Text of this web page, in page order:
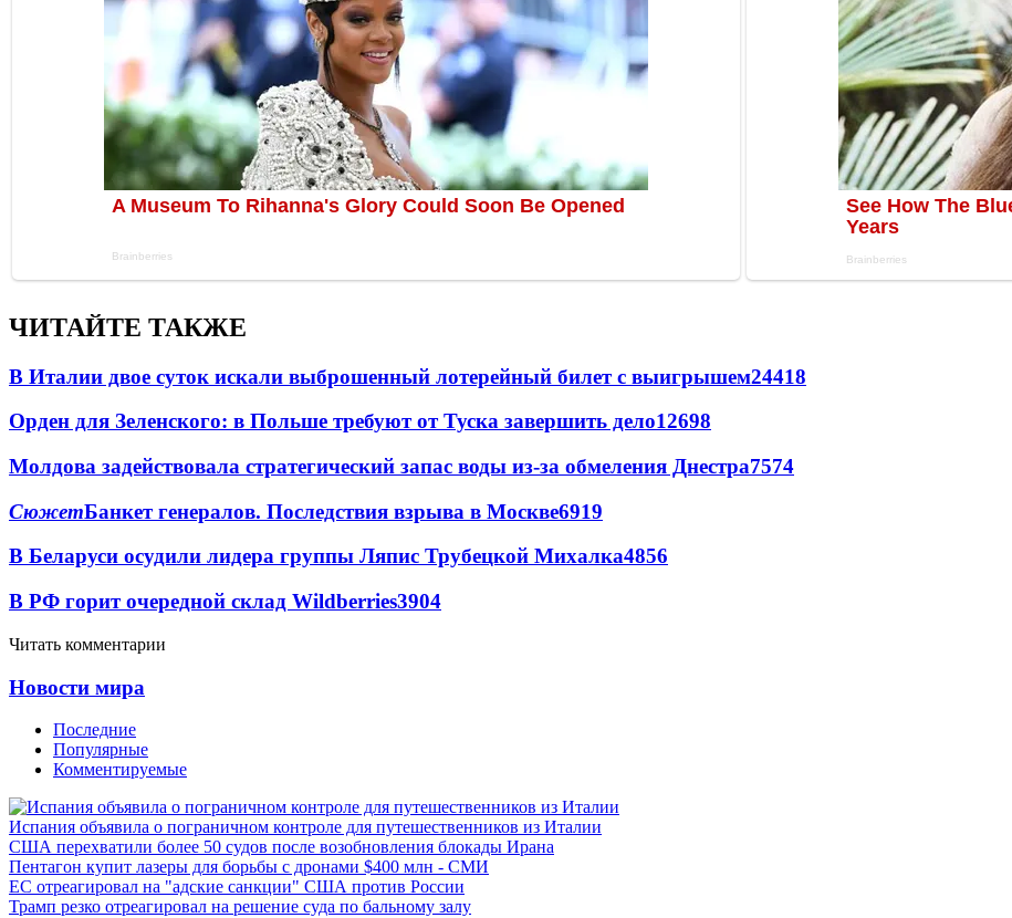
ЧИТАЙТЕ ТАКЖЕ
В Италии двое суток искали выброшенный лотерейный билет с выигрышем24418
Орден для Зеленского: в Польше требуют от Туска завершить дело12698
Молдова задействовала стратегический запас воды из-за обмеления Днестра7574
СюжетБанкет генералов. Последствия взрыва в Москве6919
В Беларуси осудили лидера группы Ляпис Трубецкой Михалка4856
В РФ горит очередной склад Wildberries3904
Читать комментарии
Новости мира
Последние
Популярные
Комментируемые
Испания объявила о пограничном контроле для путешественников из Италии
США перехватили более 50 судов после возобновления блокады Ирана
Пентагон купит лазеры для борьбы с дронами $400 млн - СМИ
ЕС отреагировал на "адские санкции" США против России
Трамп резко отреагировал на решение суда по бальному залу